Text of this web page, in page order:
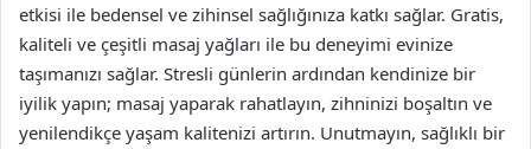
etkisi ile bedensel ve zihinsel sağlığınıza katkı sağlar. Gratis,
kaliteli ve çeşitli masaj yağları ile bu deneyimi evinize
taşımanızı sağlar. Stresli günlerin ardından kendinize bir
iyilik yapın; masaj yaparak rahatlayın, zihninizi boşaltın ve
yenilendikçe yaşam kalitenizi artırın. Unutmayın, sağlıklı bir